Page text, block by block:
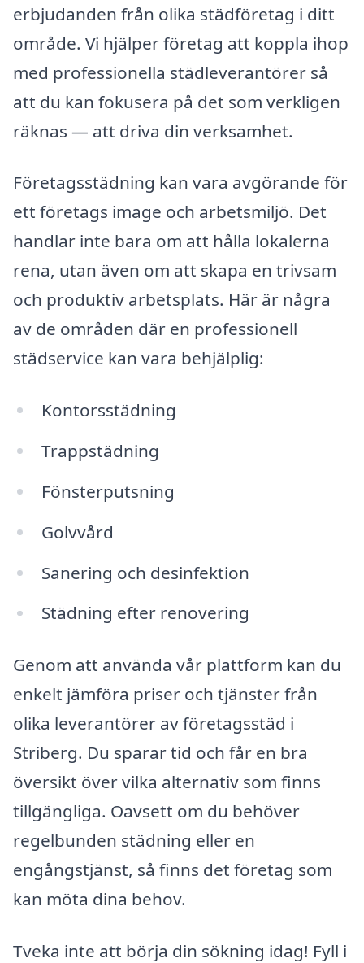
erbjudanden från olika städföretag i ditt
område. Vi hjälper företag att koppla ihop
med professionella städleverantörer så
att du kan fokusera på det som verkligen
räknas — att driva din verksamhet.
Företagsstädning kan vara avgörande för
ett företags image och arbetsmiljö. Det
handlar inte bara om att hålla lokalerna
rena, utan även om att skapa en trivsam
och produktiv arbetsplats. Här är några
av de områden där en professionell
städservice kan vara behjälplig:
Kontorsstädning
Trappstädning
Fönsterputsning
Golvvård
Sanering och desinfektion
Städning efter renovering
Genom att använda vår plattform kan du
enkelt jämföra priser och tjänster från
olika leverantörer av företagsstäd i
Striberg. Du sparar tid och får en bra
översikt över vilka alternativ som finns
tillgängliga. Oavsett om du behöver
regelbunden städning eller en
engångstjänst, så finns det företag som
kan möta dina behov.
Tveka inte att börja din sökning idag! Fyll i